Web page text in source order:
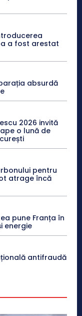
a fost arestat
absurdă
2026 invită
o lună de
pentru
atrage încă
pune Franța în
energie
antifraudă